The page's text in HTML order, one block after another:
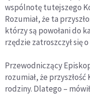
wspólnotę tutejszego
Rozumiał, że ta
którzy są powołani do
rzędzie zatroszczył się
Przewodniczący
rozumiał, że
rodziny. Dlatego –